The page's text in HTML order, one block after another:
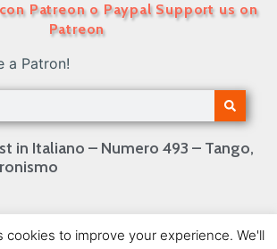
Patreon o Paypal Support us on
Patreon
a Patron!
in Italiano – Numero 493 – Tango,
IN ITALIANO – Numero 41 –
cookies to improve your experience. We'll